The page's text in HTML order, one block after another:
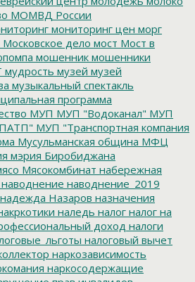
МОМВД России
мониторинг цен морг
Московское дело мост Мост в
мошенник мошенники
мудрость музей музей
музыкальный спектакль
программа
МУП МУП "Водоканал" МУП
МУП "Транспортная компания
Мусульманская община МФЦ
мэрия Биробиджана
Мясокомбинат набережная
наводнение наводнение_2019
надежда Назаров назначения
наледь налог налог на
доход налоги
налоговый вычет
наркозависимость
наркосодержащие